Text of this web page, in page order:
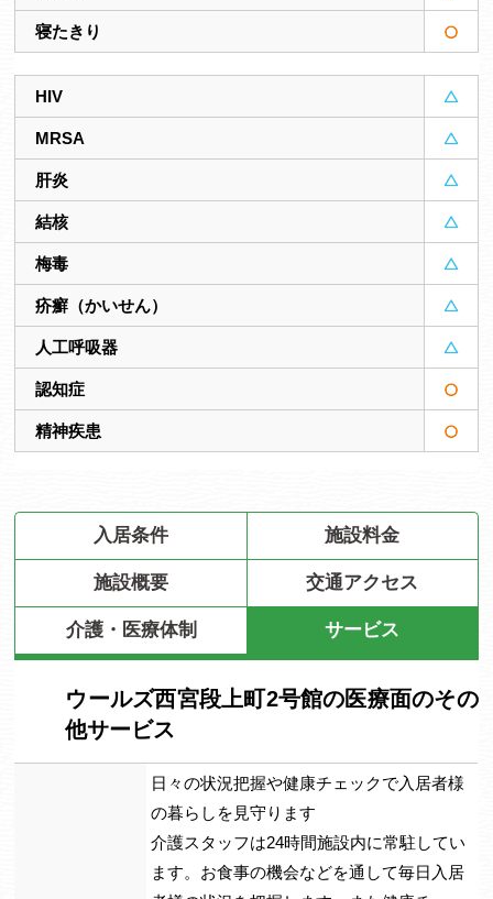
寝たきり
HIV
MRSA
肝炎
結核
梅毒
疥癬（かいせん）
人工呼吸器
認知症
精神疾患
入居条件 施設料金
施設概要 交通アクセス
介護・医療体制 サービス
ウールズ西宮段上町2号館の医療面のその
他サービス
日々の状況把握や健康チェックで入居者様
の暮らしを見守ります
介護スタッフは24時間施設内に常駐してい
ます。お食事の機会などを通して毎日入居